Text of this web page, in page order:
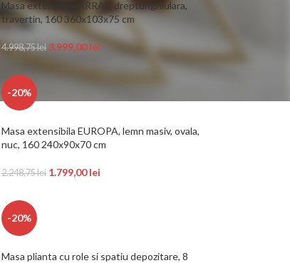
Masa extensibila ARRAY, dreptunghiulara,
travertin, 160 360x103x75 cm
4.998,75lei 3.999,00lei
-20%
Masa extensibila EUROPA, lemn masiv, ovala,
nuc, 160 240x90x70 cm
2.248,75lei 1.799,00lei
-20%
Masa plianta cu role si spatiu depozitare, 8